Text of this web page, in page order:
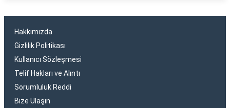
Hakkımızda
Gizlilik Politikası
Kullanıcı Sözleşmesi
Telif Hakları ve Alıntı
Sorumluluk Reddi
Bize Ulaşın